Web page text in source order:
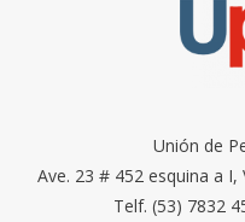
Unión de
Ave. 23 # 452 esquina a I,
Telf. (53) 7832